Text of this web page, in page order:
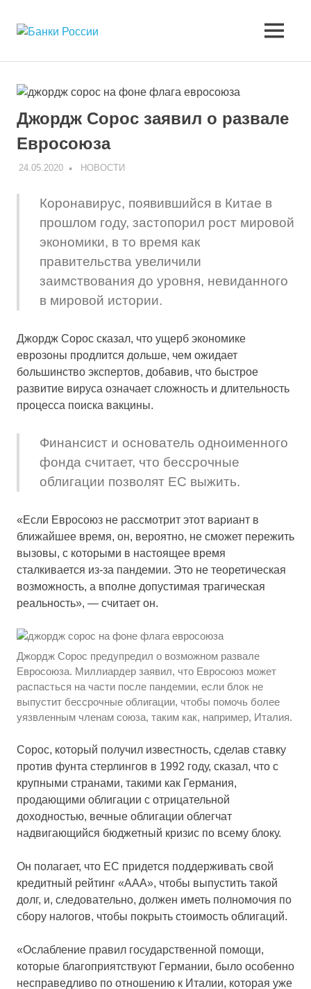
России
о
продуктах
услугах
МЕНЮ
Джордж Сорос заявил о развале
Евросоюза
24.05.2020 VНОВОСТИ
Коронавирус, появившийся в Китае в
прошлом году, застопорил рост мировой
экономики, в то время как
правительства увеличили
заимствования до уровня, невиданного
в мировой истории.
Джордж Сорос сказал, что ущерб экономике
еврозоны продлится дольше, чем ожидает
большинство экспертов, добавив, что быстрое
развитие вируса означает сложность и длительность
процесса поиска вакцины.
Финансист и основатель одноименного
фонда считает, что бессрочные
облигации позволят ЕС выжить.
«Если Евросоюз не рассмотрит этот вариант в
ближайшее время, он, вероятно, не сможет пережить
вызовы, с которыми в настоящее время
сталкивается из-за пандемии. Это не теоретическая
возможность, а вполне допустимая трагическая
реальность», — считает он.
Джордж Сорос предупредил о возможном развале
Евросоюза. Миллиардер заявил, что Евросоюз может
распасться на части после пандемии, если блок не
выпустит бессрочные облигации, чтобы помочь более
уязвленным членам союза, таким как, например, Италия.
Сорос, который получил известность, сделав ставку
против фунта стерлингов в 1992 году, сказал, что с
крупными странами, такими как Германия,
продающими облигации с отрицательной
доходностью, вечные облигации облегчат
надвигающийся бюджетный кризис по всему блоку.
Он полагает, что ЕС придется поддерживать свой
кредитный рейтинг «ААА», чтобы выпустить такой
долг, и, следовательно, должен иметь полномочия по
сбору налогов, чтобы покрыть стоимость облигаций.
«Ослабление правил государственной помощи,
которые благоприятствуют Германии, было особенно
несправедливо по отношению к Италии, которая уже